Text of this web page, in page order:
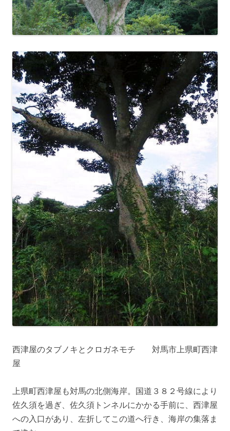
西津屋のタブノキとクロガネモチ 対馬市上県町西津
屋
上県町西津屋も対馬の北側海岸。国道３８２号線により
佐久須を過ぎ、佐久須トンネルにかかる手前に、西津屋
への入口があり、左折してこの道へ行き、海岸の集落ま